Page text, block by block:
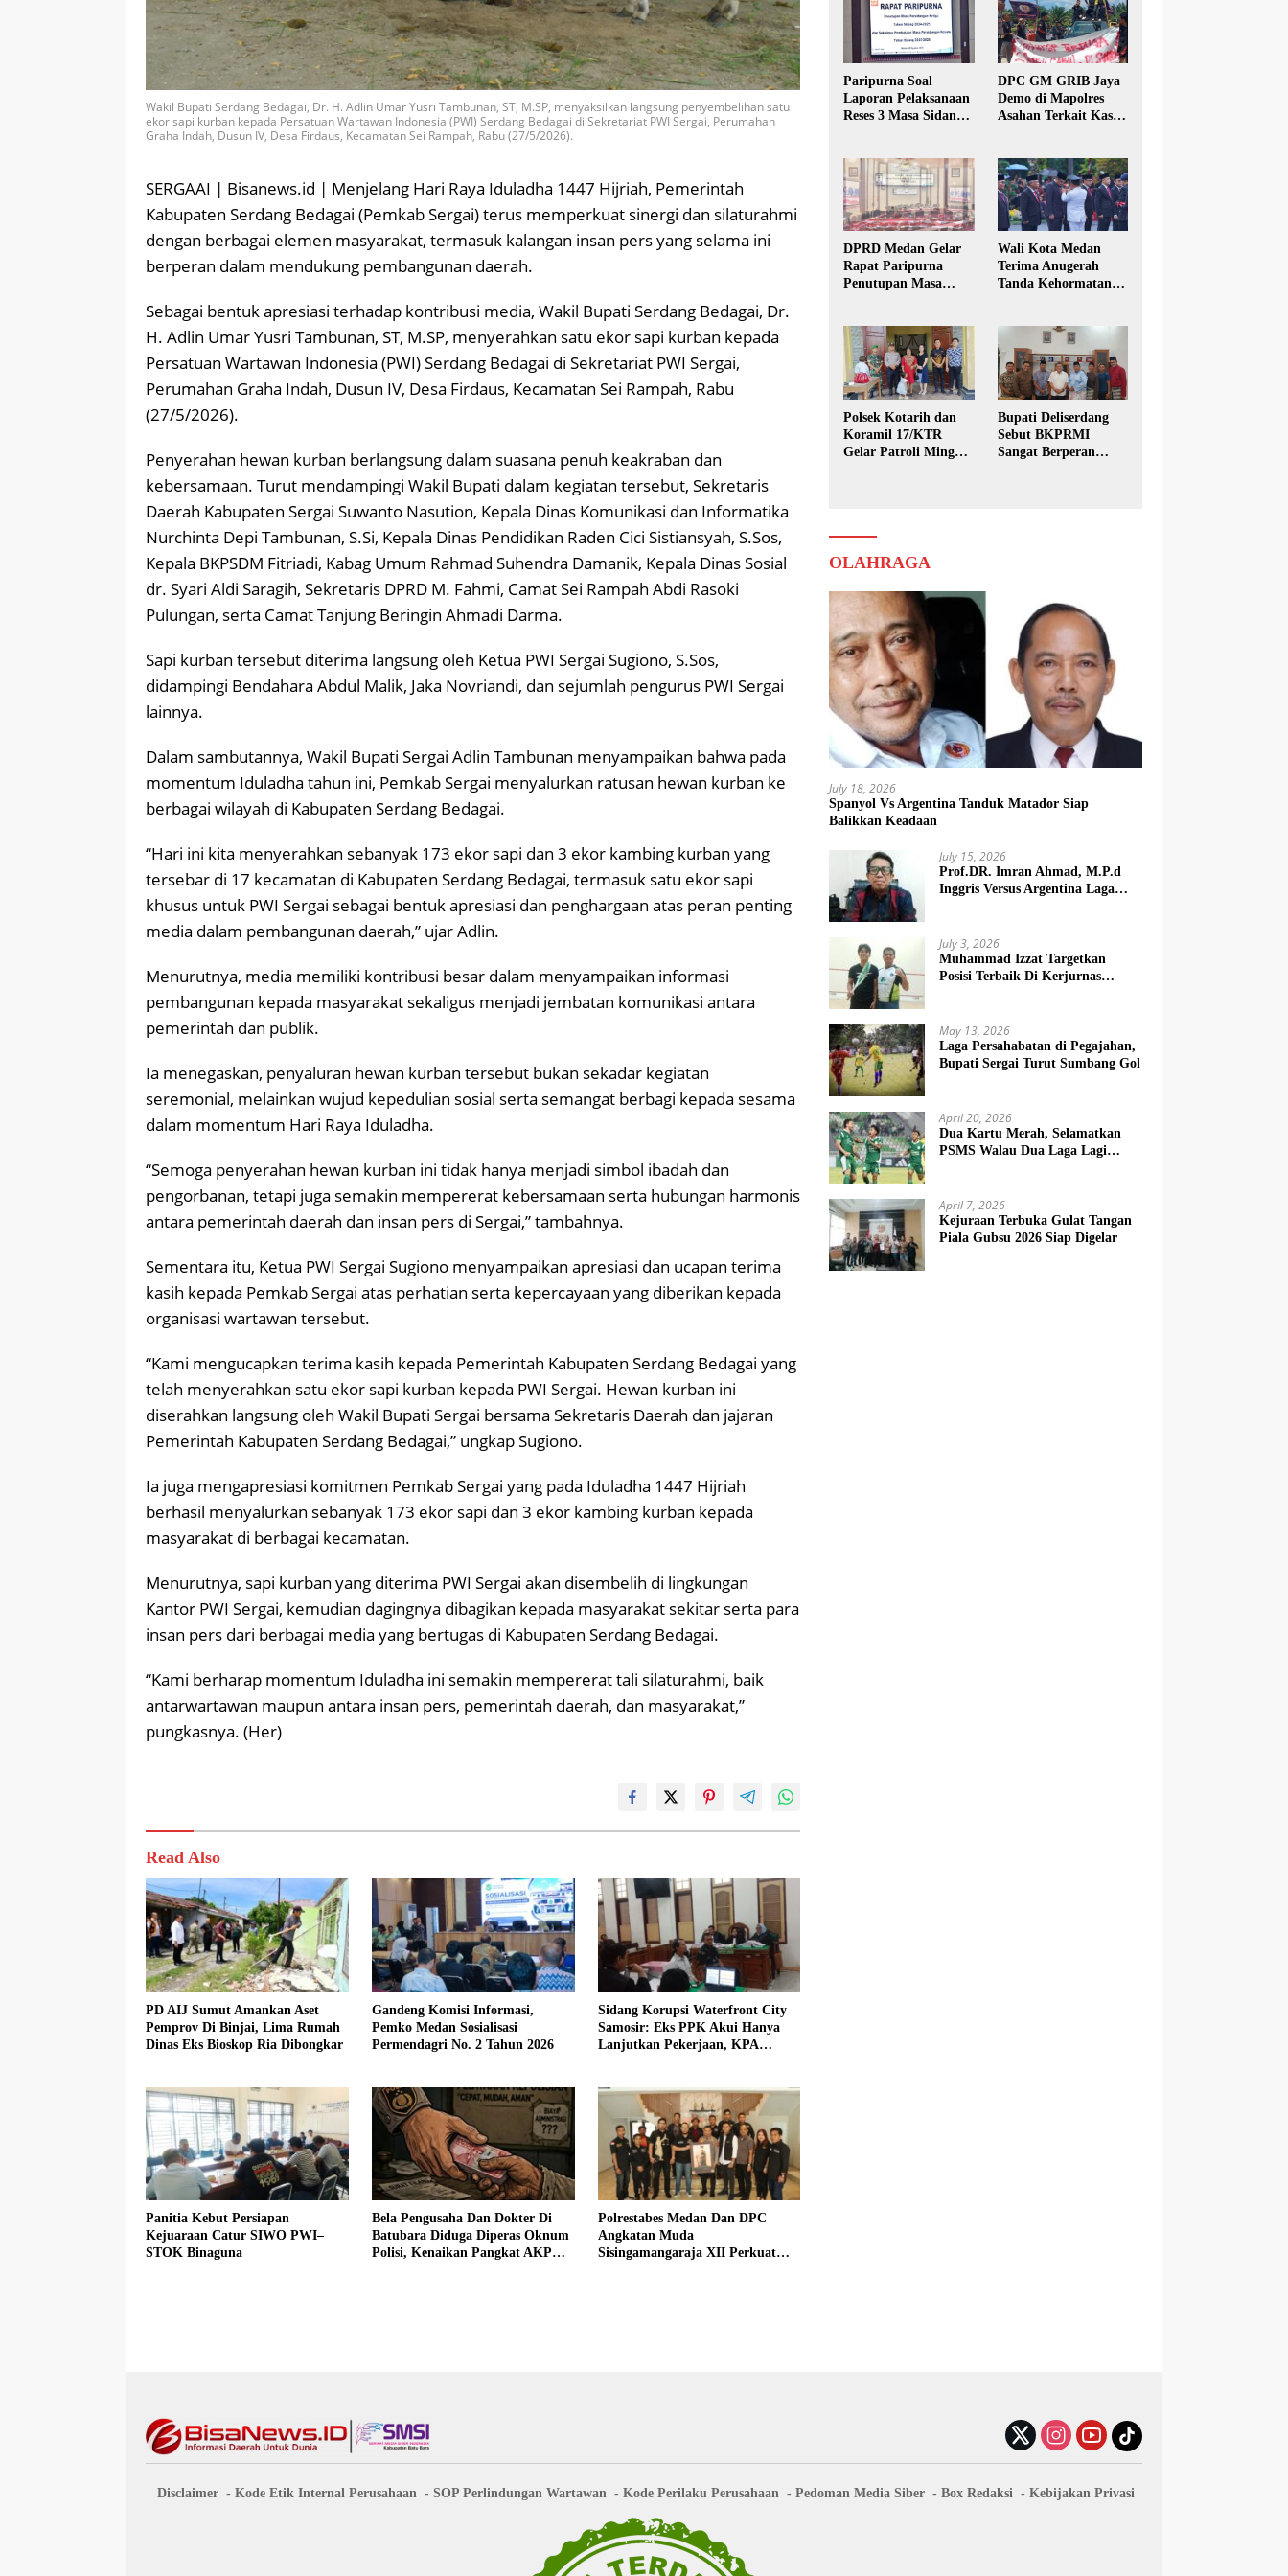
Wakil Bupati Serdang Bedagai, Dr. H. Adlin Umar Yusri Tambunan, ST, M.SP, menyaksilkan langsung penyembelihan satu
ekor sapi kurban kepada Persatuan Wartawan Indonesia (PWI) Serdang Bedagai di Sekretariat PWI Sergai, Perumahan
Graha Indah, Dusun IV, Desa Firdaus, Kecamatan Sei Rampah, Rabu (27/5/2026).
SERGAAI | Bisanews.id | Menjelang Hari Raya Iduladha 1447 Hijriah, Pemerintah
Kabupaten Serdang Bedagai (Pemkab Sergai) terus memperkuat sinergi dan silaturahmi
dengan berbagai elemen masyarakat, termasuk kalangan insan pers yang selama ini
berperan dalam mendukung pembangunan daerah.
Sebagai bentuk apresiasi terhadap kontribusi media, Wakil Bupati Serdang Bedagai, Dr.
H. Adlin Umar Yusri Tambunan, ST, M.SP, menyerahkan satu ekor sapi kurban kepada
Persatuan Wartawan Indonesia (PWI) Serdang Bedagai di Sekretariat PWI Sergai,
Perumahan Graha Indah, Dusun IV, Desa Firdaus, Kecamatan Sei Rampah, Rabu
(27/5/2026).
Penyerahan hewan kurban berlangsung dalam suasana penuh keakraban dan
kebersamaan. Turut mendampingi Wakil Bupati dalam kegiatan tersebut, Sekretaris
Daerah Kabupaten Sergai Suwanto Nasution, Kepala Dinas Komunikasi dan Informatika
Nurchinta Depi Tambunan, S.Si, Kepala Dinas Pendidikan Raden Cici Sistiansyah, S.Sos,
Kepala BKPSDM Fitriadi, Kabag Umum Rahmad Suhendra Damanik, Kepala Dinas Sosial
dr. Syari Aldi Saragih, Sekretaris DPRD M. Fahmi, Camat Sei Rampah Abdi Rasoki
Pulungan, serta Camat Tanjung Beringin Ahmadi Darma.
Sapi kurban tersebut diterima langsung oleh Ketua PWI Sergai Sugiono, S.Sos,
didampingi Bendahara Abdul Malik, Jaka Novriandi, dan sejumlah pengurus PWI Sergai
lainnya.
Dalam sambutannya, Wakil Bupati Sergai Adlin Tambunan menyampaikan bahwa pada
momentum Iduladha tahun ini, Pemkab Sergai menyalurkan ratusan hewan kurban ke
berbagai wilayah di Kabupaten Serdang Bedagai.
“Hari ini kita menyerahkan sebanyak 173 ekor sapi dan 3 ekor kambing kurban yang
tersebar di 17 kecamatan di Kabupaten Serdang Bedagai, termasuk satu ekor sapi
khusus untuk PWI Sergai sebagai bentuk apresiasi dan penghargaan atas peran penting
media dalam pembangunan daerah,” ujar Adlin.
Menurutnya, media memiliki kontribusi besar dalam menyampaikan informasi
pembangunan kepada masyarakat sekaligus menjadi jembatan komunikasi antara
pemerintah dan publik.
Ia menegaskan, penyaluran hewan kurban tersebut bukan sekadar kegiatan
seremonial, melainkan wujud kepedulian sosial serta semangat berbagi kepada sesama
dalam momentum Hari Raya Iduladha.
“Semoga penyerahan hewan kurban ini tidak hanya menjadi simbol ibadah dan
pengorbanan, tetapi juga semakin mempererat kebersamaan serta hubungan harmonis
antara pemerintah daerah dan insan pers di Sergai,” tambahnya.
Sementara itu, Ketua PWI Sergai Sugiono menyampaikan apresiasi dan ucapan terima
kasih kepada Pemkab Sergai atas perhatian serta kepercayaan yang diberikan kepada
organisasi wartawan tersebut.
“Kami mengucapkan terima kasih kepada Pemerintah Kabupaten Serdang Bedagai yang
telah menyerahkan satu ekor sapi kurban kepada PWI Sergai. Hewan kurban ini
diserahkan langsung oleh Wakil Bupati Sergai bersama Sekretaris Daerah dan jajaran
Pemerintah Kabupaten Serdang Bedagai,” ungkap Sugiono.
Ia juga mengapresiasi komitmen Pemkab Sergai yang pada Iduladha 1447 Hijriah
berhasil menyalurkan sebanyak 173 ekor sapi dan 3 ekor kambing kurban kepada
masyarakat di berbagai kecamatan.
Menurutnya, sapi kurban yang diterima PWI Sergai akan disembelih di lingkungan
Kantor PWI Sergai, kemudian dagingnya dibagikan kepada masyarakat sekitar serta para
insan pers dari berbagai media yang bertugas di Kabupaten Serdang Bedagai.
“Kami berharap momentum Iduladha ini semakin mempererat tali silaturahmi, baik
antarwartawan maupun antara insan pers, pemerintah daerah, dan masyarakat,”
pungkasnya. (Her)
Read Also
PD AIJ Sumut Amankan Aset
Pemprov Di Binjai, Lima Rumah
Dinas Eks Bioskop Ria Dibongkar
Gandeng Komisi Informasi,
Pemko Medan Sosialisasi
Permendagri No. 2 Tahun 2026
Sidang Korupsi Waterfront City
Samosir: Eks PPK Akui Hanya
Lanjutkan Pekerjaan, KPA
Panitia Kebut Persiapan
Kejuaraan Catur SIWO PWI–
STOK Binaguna
Bela Pengusaha Dan Dokter Di
Batubara Diduga Diperas Oknum
Polisi, Kenaikan Pangkat AKP
Polrestabes Medan Dan DPC
Angkatan Muda
Sisingamangaraja XII Perkuat
Paripurna Soal
Laporan Pelaksanaan
Reses 3 Masa Sidang
DPC GM GRIB Jaya
Demo di Mapolres
Asahan Terkait Kasus
DPRD Medan Gelar
Rapat Paripurna
Penutupan Masa
Wali Kota Medan
Terima Anugerah
Tanda Kehormatan
Polsek Kotarih dan
Koramil 17/KTR
Gelar Patroli Minggu
Bupati Deliserdang
Sebut BKPRMI
Sangat Berperan
OLAHRAGA
July 18, 2026
Spanyol Vs Argentina Tanduk Matador Siap
Balikkan Keadaan
July 15, 2026
Prof.DR. Imran Ahmad, M.P.d
Inggris Versus Argentina Laga
July 3, 2026
Muhammad Izzat Targetkan
Posisi Terbaik Di Kerjurnas
May 13, 2026
Laga Persahabatan di Pegajahan,
Bupati Sergai Turut Sumbang Gol
April 20, 2026
Dua Kartu Merah, Selamatkan
PSMS Walau Dua Laga Lagi
April 7, 2026
Kejuraan Terbuka Gulat Tangan
Piala Gubsu 2026 Siap Digelar
Disclaimer Kode Etik Internal Perusahaan SOP Perlindungan Wartawan Kode Perilaku Perusahaan Pedoman Media Siber Box Redaksi Kebijakan Privasi